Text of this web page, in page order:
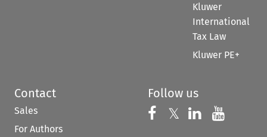
Kluwer
International
Tax Law
Kluwer PE+
Contact
Sales
For Authors
Follow us
Follow us on
𝕏 Follow us on
Follow us